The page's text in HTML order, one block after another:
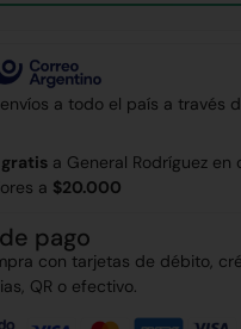
envíos a todo el país a través
a General Rodríguez en
a $20.000
pago
con tarjetas de débito,
QR o efectivo.